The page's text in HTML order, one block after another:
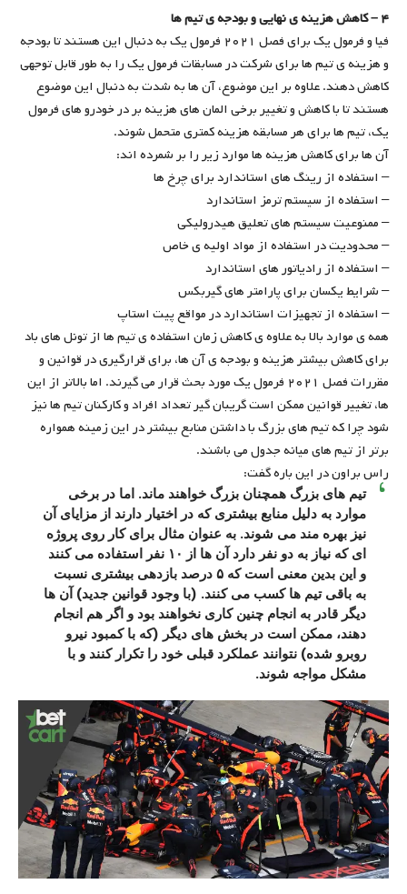
۴ – کاهش هزینه ی نهایی و بودجه ی تیم ها
فیا و فرمول یک برای فصل ۲۰۲۱ فرمول یک به دنبال این هستند تا بودجه
و هزینه ی تیم ها برای شرکت در مسابقات فرمول یک را به طور قابل توجهی
کاهش دهند. علاوه بر این موضوع، آن ها به شدت به دنبال این موضوع
هستند تا با کاهش و تغییر برخی المان های هزینه بر در خودرو های فرمول
یک، تیم ها برای هر مسابقه هزینه کمتری متحمل شوند.
آن ها برای کاهش هزینه ها موارد زیر را بر شمرده اند:
– استفاده از رینگ های استاندارد برای چرخ ها
– استفاده از سیستم ترمز استاندارد
– ممنوعیت سیستم های تعلیق هیدرولیکی
– محدودیت در استفاده از مواد اولیه ی خاص
– استفاده از رادیاتور های استاندارد
– شرایط یکسان برای پارامتر های گیربکس
– استفاده از تجهیزات استاندارد در مواقع پیت استاپ
همه ی موارد بالا به علاوه ی کاهش زمان استفاده ی تیم ها از تونل های باد
برای کاهش بیشتر هزینه و بودجه ی آن ها، برای قرارگیری در قوانین و
مقررات فصل ۲۰۲۱ فرمول یک مورد بحث قرار می گیرند. اما بالاتر از این
ها، تغییر قوانین ممکن است گریبان گیر تعداد افراد و کارکنان تیم ها نیز
شود چرا که تیم های بزرگ با داشتن منابع بیشتر در این زمینه همواره
برتر از تیم های میانه جدول می باشند.
راس براون در این باره گفت:
تیم های بزرگ همچنان بزرگ خواهند ماند. اما در برخی
موارد به دلیل منابع بیشتری که در اختیار دارند از مزایای آن
نیز بهره مند می شوند. به عنوان مثال برای کار روی پروژه
ای که نیاز به دو نفر دارد آن ها از ۱۰ نفر استفاده می کنند
و این بدین معنی است که ۵ درصد بازدهی بیشتری نسبت
به باقی تیم ها کسب می کنند. (با وجود قوانین جدید) آن ها
دیگر قادر به انجام چنین کاری نخواهند بود و اگر هم انجام
دهند، ممکن است در بخش های دیگر (که با کمبود نیرو
روبرو شده) نتوانند عملکرد قبلی خود را تکرار کنند و با
مشکل مواجه شوند.